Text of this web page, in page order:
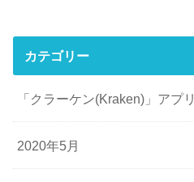
カテゴリー
「クラーケン(Kraken)」アプリ
2020年5月